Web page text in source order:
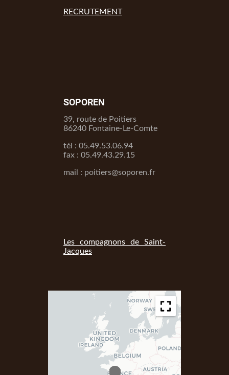
RECRUTEMENT
SOPOREN
39, route de Poitiers
86240 Fontaine-Le-Comte
tél : 05.49.53.06.94
fax : 05.49.43.29.15
mail : poitiers@soporen.fr
Les compagnons de Saint-
Jacques